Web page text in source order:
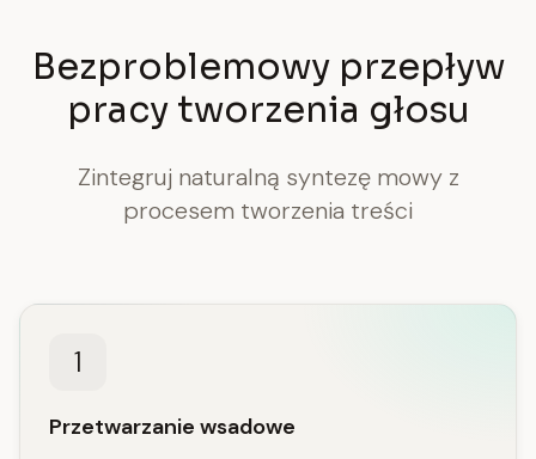
Bezproblemowy przepływ
pracy tworzenia głosu
Zintegruj naturalną syntezę mowy z
procesem tworzenia treści
1
Przetwarzanie wsadowe